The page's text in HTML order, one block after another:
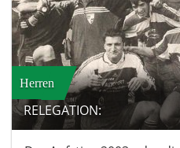
Herren
RELEGATION: